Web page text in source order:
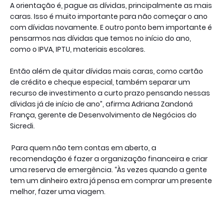
A orientação é, pague as dívidas, principalmente as mais
caras. Isso é muito importante para não começar o ano
com dívidas novamente. E outro ponto bem importante é
pensarmos nas dívidas que temos no início do ano,
como o IPVA, IPTU, materiais escolares.
Então além de quitar dívidas mais caras, como cartão
de crédito e cheque especial, também separar um
recurso de investimento a curto prazo pensando nessas
dívidas já de início de ano”, afirma Adriana Zandoná
França, gerente de Desenvolvimento de Negócios do
Sicredi.
Para quem não tem contas em aberto, a
recomendação é fazer a organização financeira e criar
uma reserva de emergência. “Às vezes quando a gente
tem um dinheiro extra já pensa em comprar um presente
melhor, fazer uma viagem.